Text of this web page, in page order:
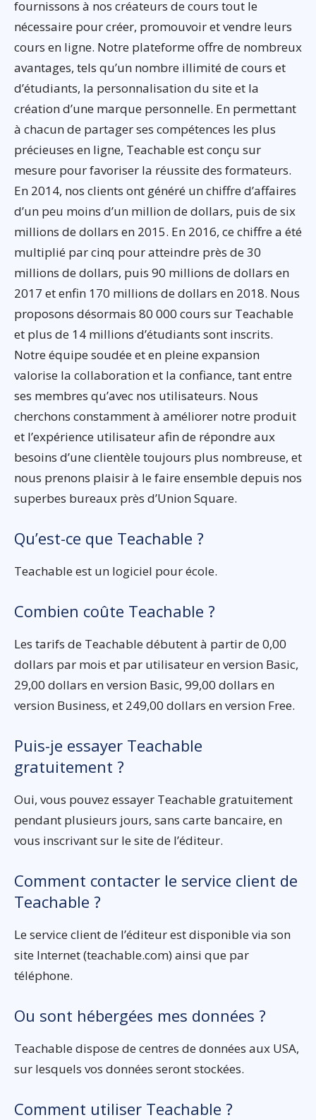
fournissons à nos créateurs de cours tout le
nécessaire pour créer, promouvoir et vendre leurs
cours en ligne. Notre plateforme offre de nombreux
avantages, tels qu’un nombre illimité de cours et
d’étudiants, la personnalisation du site et la
création d’une marque personnelle. En permettant
à chacun de partager ses compétences les plus
précieuses en ligne, Teachable est conçu sur
mesure pour favoriser la réussite des formateurs.
En 2014, nos clients ont généré un chiffre d’affaires
d’un peu moins d’un million de dollars, puis de six
millions de dollars en 2015. En 2016, ce chiffre a été
multiplié par cinq pour atteindre près de 30
millions de dollars, puis 90 millions de dollars en
2017 et enfin 170 millions de dollars en 2018. Nous
proposons désormais 80 000 cours sur Teachable
et plus de 14 millions d’étudiants sont inscrits.
Notre équipe soudée et en pleine expansion
valorise la collaboration et la confiance, tant entre
ses membres qu’avec nos utilisateurs. Nous
cherchons constamment à améliorer notre produit
et l’expérience utilisateur afin de répondre aux
besoins d’une clientèle toujours plus nombreuse, et
nous prenons plaisir à le faire ensemble depuis nos
superbes bureaux près d’Union Square.
Qu’est-ce que Teachable ?
Teachable est un logiciel pour école.
Combien coûte Teachable ?
Les tarifs de Teachable débutent à partir de 0,00
dollars par mois et par utilisateur en version Basic,
29,00 dollars en version Basic, 99,00 dollars en
version Business, et 249,00 dollars en version Free.
Puis-je essayer Teachable
gratuitement ?
Oui, vous pouvez essayer Teachable gratuitement
pendant plusieurs jours, sans carte bancaire, en
vous inscrivant sur le site de l’éditeur.
Comment contacter le service client de
Teachable ?
Le service client de l’éditeur est disponible via son
site Internet (teachable.com) ainsi que par
téléphone.
Ou sont hébergées mes données ?
Teachable dispose de centres de données aux USA,
sur lesquels vos données seront stockées.
Comment utiliser Teachable ?